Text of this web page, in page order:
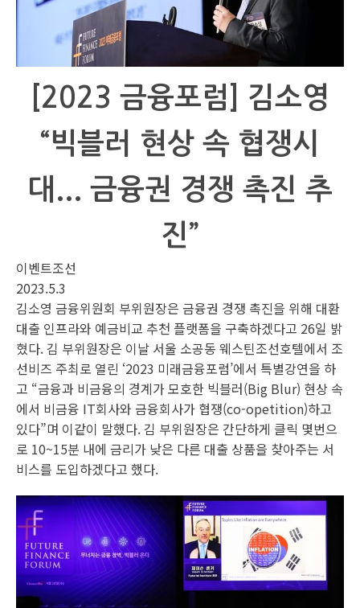
[2023 금융포럼] 김소영
“빅블러 현상 속 협쟁시
대... 금융권 경쟁 촉진 추
진”
이벤트조선
2023.5.3
김소영 금융위원회 부위원장은 금융권 경쟁 촉진을 위해 대환
대출 인프라와 예금비교 추천 플랫폼을 구축하겠다고 26일 밝
혔다. 김 부위원장은 이날 서울 소공동 웨스틴조선호텔에서 조
선비즈 주최로 열린 ‘2023 미래금융포럼’에서 특별강연을 하
고 “금융과 비금융의 경계가 모호한 빅블러(Big Blur) 현상 속
에서 비금융 IT회사와 금융회사가 협쟁(co-opetition)하고
있다”며 이같이 말했다. 김 부위원장은 간단하게 클릭 몇번으
로 10~15분 내에 금리가 낮은 다른 대출 상품을 찾아주는 서
비스를 도입하겠다고 했다.